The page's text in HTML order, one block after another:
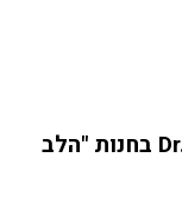
קצת צבע, הרבה נוחות | כפכפי Dr. Flex בחנות "הלב